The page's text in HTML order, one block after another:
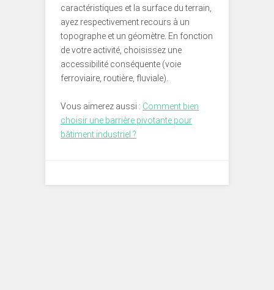
caractéristiques et la surface du terrain,
ayez respectivement recours à un
topographe et un géomètre. En fonction
de votre activité, choisissez une
accessibilité conséquente (voie
ferroviaire, routière, fluviale).
Vous aimerez aussi : Comment bien
choisir une barrière pivotante pour
bâtiment industriel ?